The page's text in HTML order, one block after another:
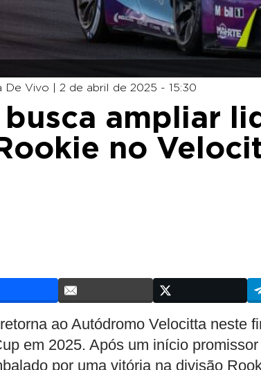
De Vivo | 2 de abril de 2025 - 15:30
busca ampliar
no
ao Autódromo Velocitta neste
em 2025. Após um início
por uma vitória na divisão